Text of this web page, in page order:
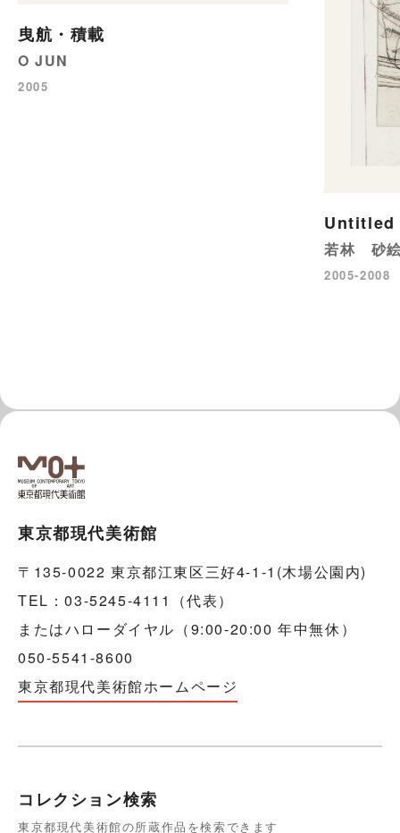
曳航・積載
O JUN
2005
Untitled
若林 砂
2005-2008
東京都現代美術館
〒135-0022 東京都江東区三好4-1-1(木場公園内)
TEL：03-5245-4111（代表）
またはハローダイヤル（9:00-20:00 年中無休）
050-5541-8600
東京都現代美術館ホームページ
コレクション検索
東京都現代美術館の所蔵作品を検索できます